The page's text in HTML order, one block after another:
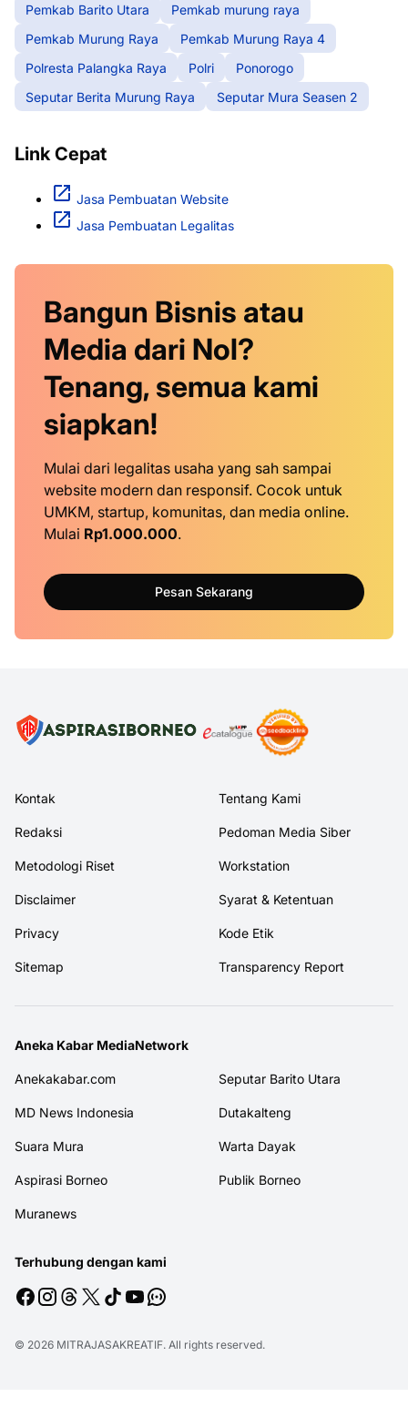
Pemkab Barito Utara
Pemkab murung raya
Pemkab Murung Raya
Pemkab Murung Raya 4
Polresta Palangka Raya
Polri
Ponorogo
Seputar Berita Murung Raya
Seputar Mura Seasen 2
Link Cepat
Jasa Pembuatan Website
Jasa Pembuatan Legalitas
Bangun Bisnis atau
Media dari Nol?
Tenang, semua kami
siapkan!
Mulai dari legalitas usaha yang sah sampai
website modern dan responsif. Cocok untuk
UMKM, startup, komunitas, dan media online.
Mulai Rp1.000.000.
Pesan Sekarang
Kontak Tentang Kami
Redaksi Pedoman Media Siber
Metodologi Riset Workstation
Disclaimer Syarat & Ketentuan
Privacy Kode Etik
Sitemap Transparency Report
Aneka Kabar MediaNetwork
Anekakabar.com Seputar Barito Utara
MD News Indonesia Dutakalteng
Suara Mura Warta Dayak
Aspirasi Borneo Publik Borneo
Muranews
Terhubung dengan kami
© 2026 MITRAJASAKREATIF. All rights reserved.